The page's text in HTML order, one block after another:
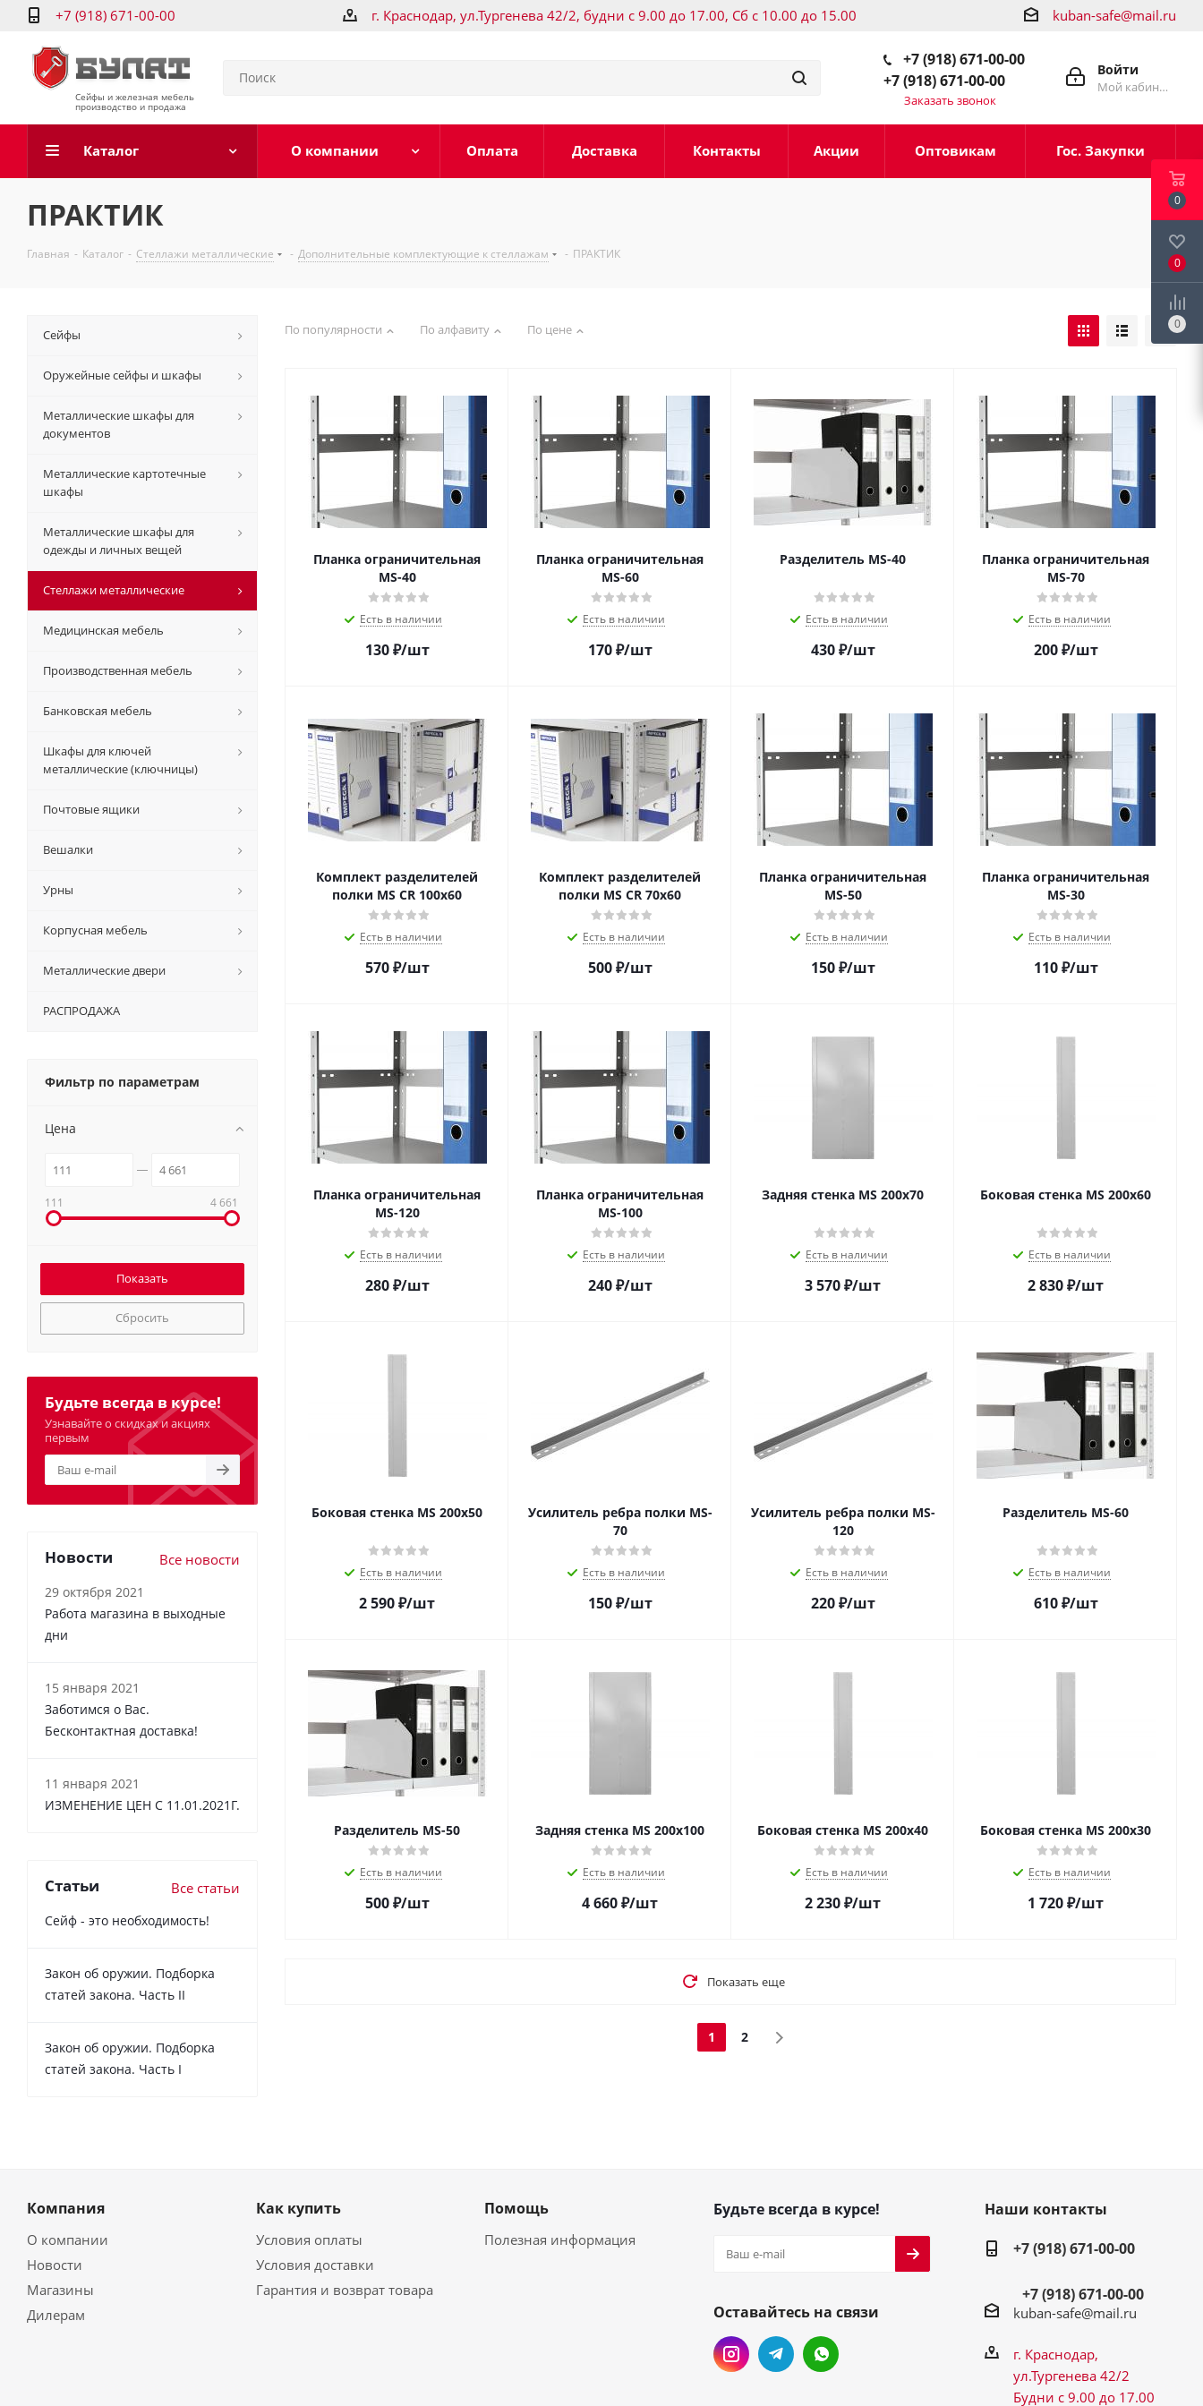
+7 (918) 671-00-00 г. Краснодар, ул.Тургенева 42/2, будни с 9.00 до 17.00, Сб с 10.00 до 15.00 kuban-safe@mail.ru
Сейфы и железная мебель
производство и продажа
Войти
Мой кабинет
+7 (918) 671-00-00
+7 (918) 671-00-00
Заказать звонок
Каталог О компании Оплата Доставка Контакты Акции Оптовикам Гос. Закупки
ПРАКТИК
Главная - Каталог - Стеллажи металлические - Дополнительные комплектующие к стеллажам - ПРАКТИК
По популярности По алфавиту По цене
Планка ограничительная
MS-40
Есть в наличии
130₽/шт
Планка ограничительная
MS-60
Есть в наличии
170₽/шт
Разделитель MS-40
Есть в наличии
430₽/шт
Планка ограничительная
MS-70
Есть в наличии
200₽/шт
Комплект разделителей
полки MS CR 100x60
Есть в наличии
570₽/шт
Комплект разделителей
полки MS CR 70x60
Есть в наличии
500₽/шт
Планка ограничительная
MS-50
Есть в наличии
150₽/шт
Планка ограничительная
MS-30
Есть в наличии
110₽/шт
Планка ограничительная
MS-120
Есть в наличии
280₽/шт
Планка ограничительная
MS-100
Есть в наличии
240₽/шт
Задняя стенка MS 200x70
Есть в наличии
3 570₽/шт
Боковая стенка MS 200х60
Есть в наличии
2 830₽/шт
Боковая стенка MS 200х50
Есть в наличии
2 590₽/шт
Усилитель ребра полки MS-
70
Есть в наличии
150₽/шт
Усилитель ребра полки MS-
120
Есть в наличии
220₽/шт
Разделитель MS-60
Есть в наличии
610₽/шт
Разделитель MS-50
Есть в наличии
500₽/шт
Задняя стенка MS 200x100
Есть в наличии
4 660₽/шт
Боковая стенка MS 200х40
Есть в наличии
2 230₽/шт
Боковая стенка MS 200х30
Есть в наличии
1 720₽/шт
Показать еще
1 2
Сейфы
Оружейные сейфы и шкафы
Металлические шкафы для
документов
Металлические картотечные
шкафы
Металлические шкафы для
одежды и личных вещей
Стеллажи металлические
Медицинская мебель
Производственная мебель
Банковская мебель
Шкафы для ключей
металлические (ключницы)
Почтовые ящики
Вешалки
Урны
Корпусная мебель
Металлические двери
РАСПРОДАЖА
Фильтр по параметрам
Цена
111 4 661
Сбросить
Будьте всегда в курсе!
Узнавайте о скидках и акциях
первым
Новости Все новости
29 октября 2021
Работа магазина в выходные
дни
15 января 2021
Заботимся о Вас.
Бесконтактная доставка!
11 января 2021
ИЗМЕНЕНИЕ ЦЕН С 11.01.2021Г.
Статьи Все статьи
Сейф - это необходимость!
Закон об оружии. Подборка
статей закона. Часть II
Закон об оружии. Подборка
статей закона. Часть I
Компания
О компании
Новости
Магазины
Дилерам
Как купить
Условия оплаты
Условия доставки
Гарантия и возврат товара
Помощь
Полезная информация
Будьте всегда в курсе!
Оставайтесь на связи
Наши контакты
+7 (918) 671-00-00
+7 (918) 671-00-00
kuban-safe@mail.ru
г. Краснодар,
ул.Тургенева 42/2
Будни с 9.00 до 17.00
0
0
0